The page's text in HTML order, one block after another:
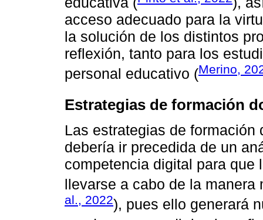
acceso adecuado para la
la solución de los distintos
reflexión, tanto para los
personal educativo (Merino,
Estrategias de formación
Las estrategias de
debería ir precedida de un
competencia digital para que
llevarse a cabo de la
al., 2022), pues ello generará